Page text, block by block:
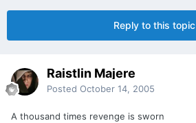
Reply to this topic
Raistlin Majere
Posted October 14, 2005
A thousand times revenge is sworn